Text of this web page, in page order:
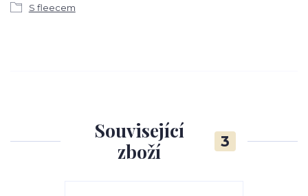
S fleecem
Související
zboží
3